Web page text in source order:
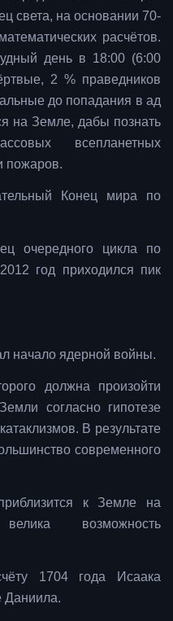
света, на основании 70-
расчётов.
день в 18:00 (6:00
2 % праведников
до попадания в ад
на Земле, дабы познать
всепланетных
пожаров.
Конец мира по
очередного цикла по
год приходился пик
начало ядерной войны.
должна произойти
согласно гипотезе
В результате
современного
к Земле на
возможность
1704 года Исаака
Даниила.